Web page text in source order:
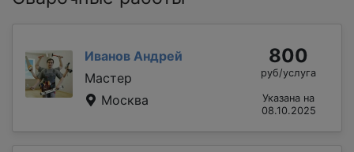
Иванов Андрей
Мастер
Москва
800
руб/услуга
Указана на
08.10.2025